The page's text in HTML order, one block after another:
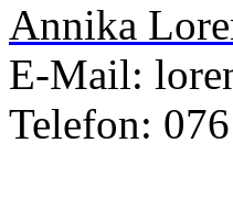
Annika
E-Mail:
Telefon: